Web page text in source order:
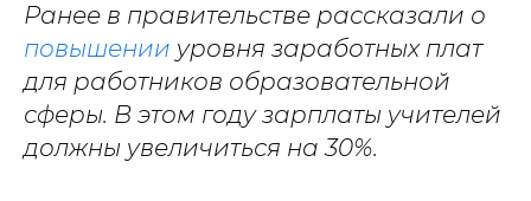
Ранее в правительстве рассказали о
повышении уровня заработных плат
для работников образовательной
сферы. В этом году зарплаты учителей
должны увеличиться на 30%.